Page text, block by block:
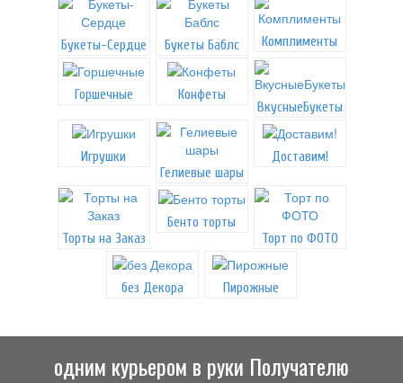
Букеты-Сердце Букеты Баблс Комплименты
Горшечные
Конфеты
ВкусныеБукеты
Игрушки
Гелиевые шары
Доставим!
Торты на Заказ
Бенто торты
Торт по ФОТО
без Декора Пирожные
одним курьером в руки Получателю